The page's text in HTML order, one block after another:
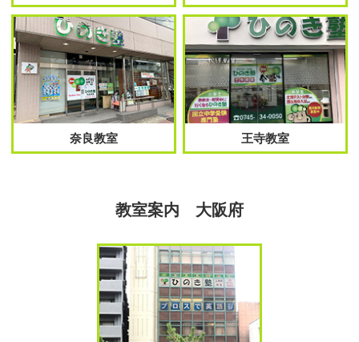
奈良教室 王寺教室
教室案内 大阪府